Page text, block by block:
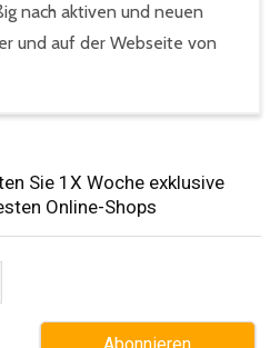
nach aktiven und neuen
und auf der Webseite von
Sie 1X Woche exklusive
Online-Shops​